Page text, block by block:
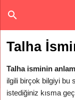
Talha
Talha isminin
ilgili birçok bilgiyi bu
istediğiniz kısma